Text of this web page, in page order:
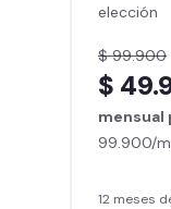
Smart
elección
$ 99.900
$
mensual
99.900/
12 meses